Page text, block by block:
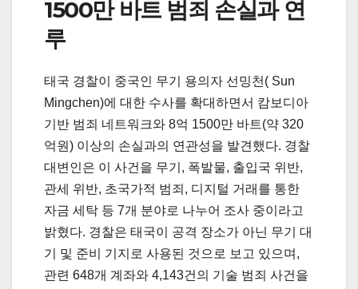
1500만 바트 범죄 손실과 연
루
태국 경찰이 중국인 무기 용의자 선밍천( Sun
Mingchen)에 대한 수사를 확대하면서 캄보디아
기반 범죄 네트워크와 8억 1500만 바트(약 320
억원) 이상의 손실과의 연관성을 발견했다. 경찰
대변인은 이 사건을 무기, 폭발물, 출입국 위반,
관세 위반, 초국가적 범죄, 디지털 거래를 통한
자금 세탁 등 7개 분야로 나누어 조사 중이라고
밝혔다. 경찰은 태국이 공격 장소가 아닌 무기 대
기 및 준비 기지로 사용된 것으로 보고 있으며,
관련 648개 계좌와 4,143건의 기술 범죄 사건을